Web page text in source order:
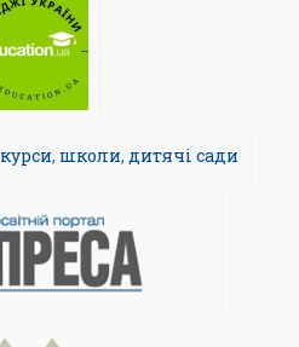
курси, школи, дитячі сади